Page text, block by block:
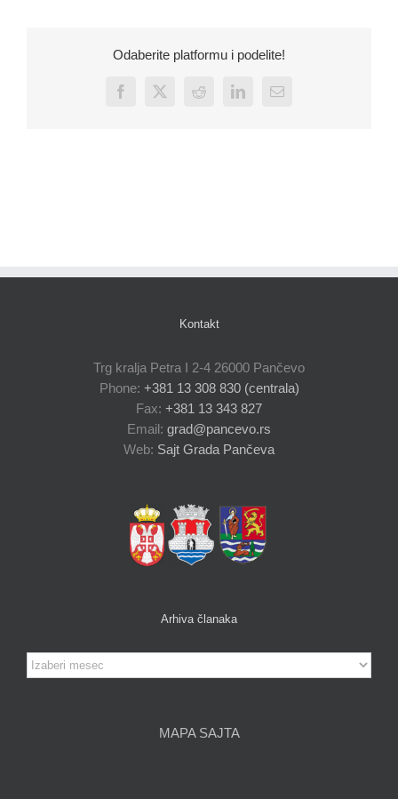
Odaberite platformu i podelite!
Facebook
X Reddit LinkedInEmail
Kontakt
Trg kralja Petra I 2-4 26000 Pančevo
Phone: +381 13 308 830 (centrala)
Fax: +381 13 343 827
Email: grad@pancevo.rs
Web: Sajt Grada Pančeva
Arhiva članaka
Arhiva
članaka
MAPA SAJTA